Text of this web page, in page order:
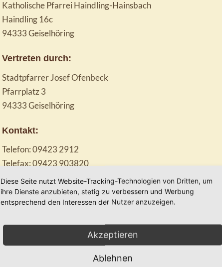
Katholische Pfarrei Haindling-Hainsbach
Haindling 16c
94333 Geiselhöring
Vertreten durch:
Stadtpfarrer Josef Ofenbeck
Pfarrplatz 3
94333 Geiselhöring
Kontakt:
Telefon: 09423 2912
Telefax: 09423 903820
E-Mail:geiselhoering@kirche-bayern.de
Verantwortlich für den Inhalt nach § 55 Abs. 2 RStV:
Pfarrplatz 3
Diese Seite nutzt Website-Tracking-Technologien von Dritten, um
ihre Dienste anzubieten, stetig zu verbessern und Werbung
entsprechend den Interessen der Nutzer anzuzeigen.
Akzeptieren
Ablehnen